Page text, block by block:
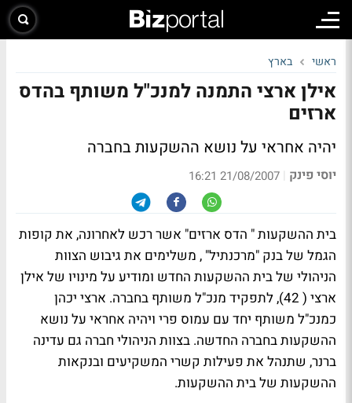
ראשי בארץ
אילן ארצי התמנה למנכ"ל משותף בהדס
ארזים
יהיה אחראי על נושא ההשקעות בחברה
יוסי פינק |
21/08/2007 16:21
בית ההשקעות " הדס ארזים" אשר רכש לאחרונה, את קופות
הגמל של בנק "מרכנתיל" , משלימים את גיבוש הצוות
הניהולי של בית ההשקעות החדש ומודיע על מינויו של אילן
ארצי ( 42), לתפקיד מנכ"ל משותף בחברה. ארצי יכהן
כמנכ"ל משותף יחד עם עמוס פרי ויהיה אחראי על נושא
ההשקעות בחברה החדשה. בצוות הניהולי חברה גם עדינה
ברנר, שתנהל את פעילות קשרי המשקיעים ובנקאות
ההשקעות של בית ההשקעות.